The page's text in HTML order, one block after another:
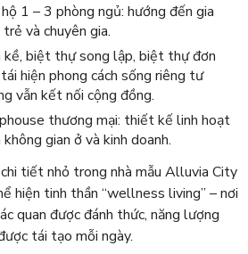
1 – 3 phòng ngủ: hướng đến gia
trẻ và chuyên gia.
kề, biệt thự song lập, biệt thự đơn
hiện phong cách sống riêng tư
vẫn kết nối cộng đồng.
thương mại: thiết kế linh hoạt
không gian ở và kinh doanh.
tiết nhỏ trong nhà mẫu Alluvia City
hiện tinh thần “wellness living” – nơi
quan được đánh thức, năng lượng
tái tạo mỗi ngày.